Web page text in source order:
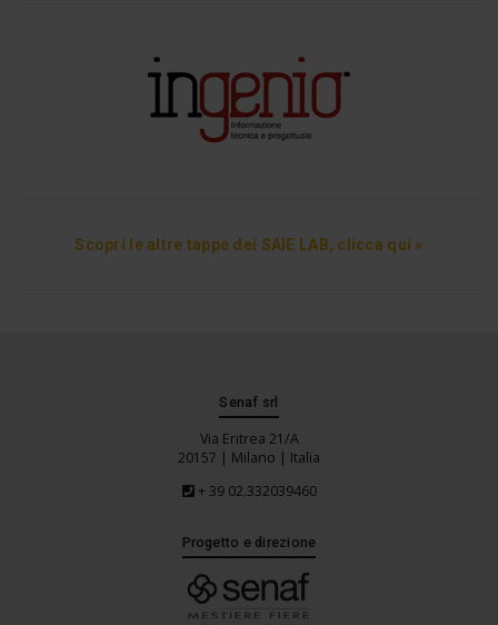
Scopri le altre tappe dei SAIE LAB, clicca qui »
Senaf srl
Via Eritrea 21/A
20157 | Milano | Italia
+ 39 02.332039460
Progetto e direzione